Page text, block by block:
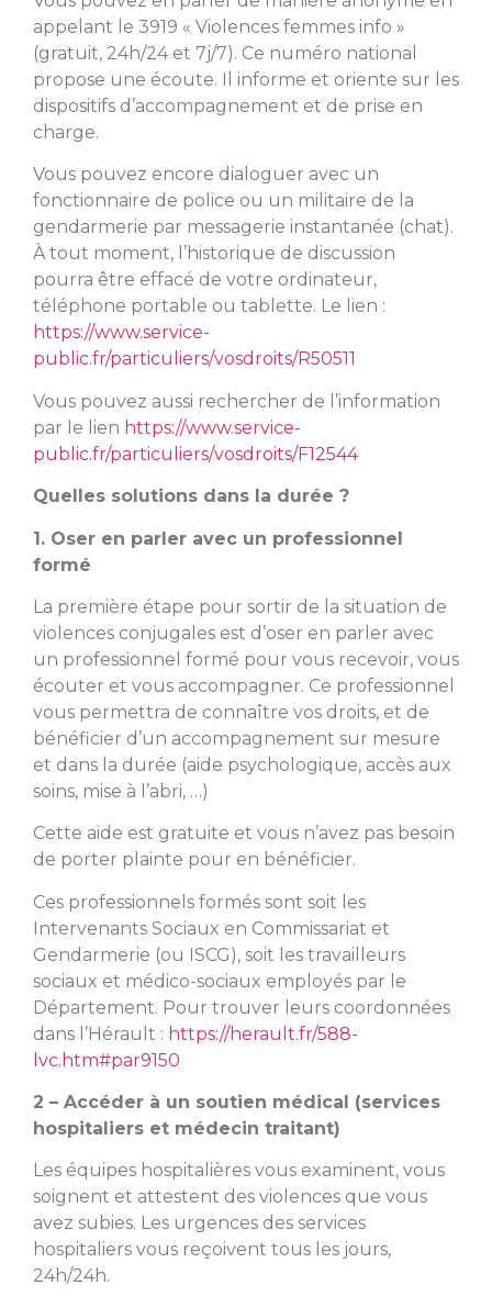
appelant le 3919 « Violences femmes info »
(gratuit, 24h/24 et 7j/7). Ce numéro national
propose une écoute. Il informe et oriente sur les
dispositifs d’accompagnement et de prise en
charge.
Vous pouvez encore dialoguer avec un
fonctionnaire de police ou un militaire de la
gendarmerie par messagerie instantanée (chat).
À tout moment, l’historique de discussion
pourra être effacé de votre ordinateur,
téléphone portable ou tablette. Le lien :
https://www.service-
public.fr/particuliers/vosdroits/R50511
Vous pouvez aussi rechercher de l’information
par le lien https://www.service-
public.fr/particuliers/vosdroits/F12544
Quelles solutions dans la durée ?
1. Oser en parler avec un professionnel
formé
La première étape pour sortir de la situation de
violences conjugales est d’oser en parler avec
un professionnel formé pour vous recevoir, vous
écouter et vous accompagner. Ce professionnel
vous permettra de connaître vos droits, et de
bénéficier d’un accompagnement sur mesure
et dans la durée (aide psychologique, accès aux
soins, mise à l’abri, …)
Cette aide est gratuite et vous n’avez pas besoin
de porter plainte pour en bénéficier.
Ces professionnels formés sont soit les
Intervenants Sociaux en Commissariat et
Gendarmerie (ou ISCG), soit les travailleurs
sociaux et médico-sociaux employés par le
Département. Pour trouver leurs coordonnées
dans l’Hérault : https://herault.fr/588-
lvc.htm#par9150
2 – Accéder à un soutien médical (services
hospitaliers et médecin traitant)
Les équipes hospitalières vous examinent, vous
soignent et attestent des violences que vous
avez subies. Les urgences des services
hospitaliers vous reçoivent tous les jours,
24h/24h.